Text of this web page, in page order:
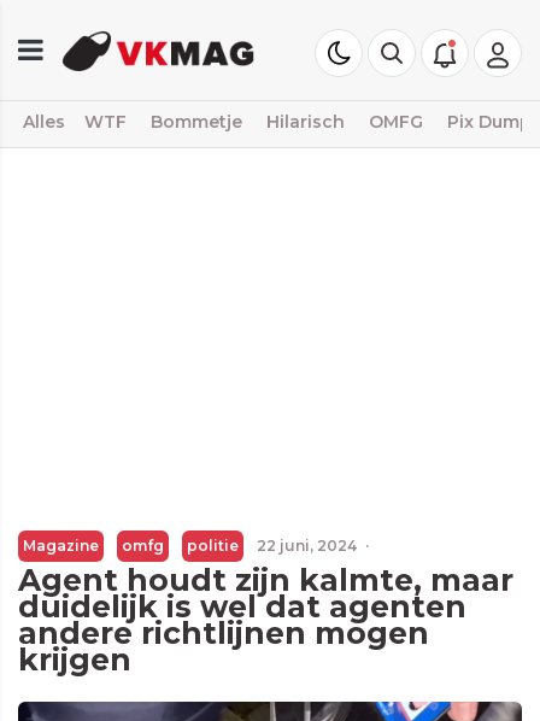
Alles WTF Bommetje Hilarisch OMFG Pix Dump
Magazine omfg politie 22 juni, 2024 ·
Agent houdt zijn kalmte, maar
duidelijk is wel dat agenten
andere richtlijnen mogen
krijgen